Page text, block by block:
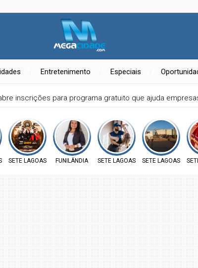
Entretenimento Especiais
inscrições para programa gratuito que ajuda
SETE LAGOAS FUNILÂNDIA SETE LAGOAS SETE LAGOAS